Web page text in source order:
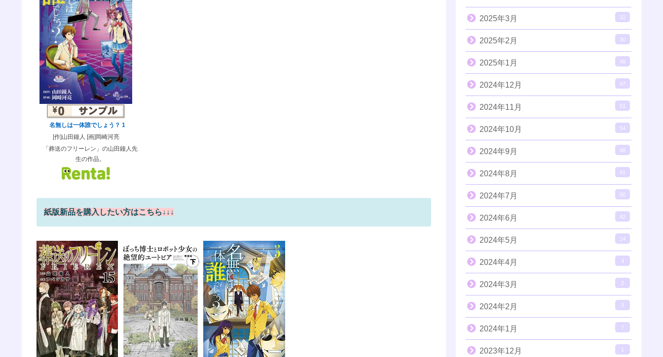
名無しは一体誰でしょう？ 1
[作]山田鐘人 [画]岡崎河亮
「葬送のフリーレン」の山田鐘人先
生の作品。
紙版新品を購入したい方はこちら↓↓↓
2025年3月 32
2025年2月 30
2025年1月 48
2024年12月 47
2024年11月 51
2024年10月 54
2024年9月 48
2024年8月 41
2024年7月 50
2024年6月 42
2024年5月 14
2024年4月 4
2024年3月 2
2024年2月 3
2024年1月 7
2023年12月 1